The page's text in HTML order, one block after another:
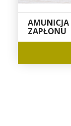
AMUNICJA
ZAPŁONU